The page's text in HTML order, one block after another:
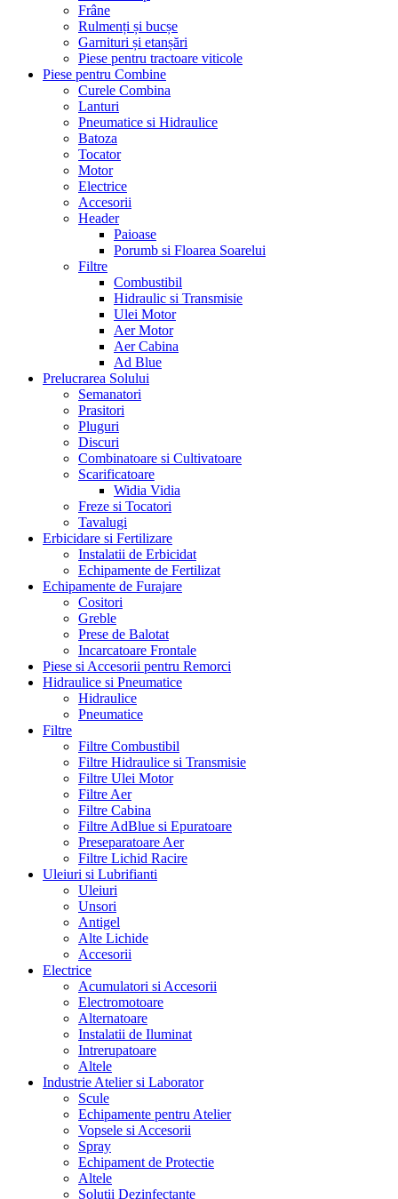
Frâne
Rulmenți și bucșe
Garnituri și etanșări
Piese pentru tractoare viticole
Piese pentru Combine
Curele Combina
Lanturi
Pneumatice si Hidraulice
Batoza
Tocator
Motor
Electrice
Accesorii
Header
Paioase
Porumb si Floarea Soarelui
Filtre
Combustibil
Hidraulic si Transmisie
Ulei Motor
Aer Motor
Aer Cabina
Ad Blue
Prelucrarea Solului
Semanatori
Prasitori
Pluguri
Discuri
Combinatoare si Cultivatoare
Scarificatoare
Widia Vidia
Freze si Tocatori
Tavalugi
Erbicidare si Fertilizare
Instalatii de Erbicidat
Echipamente de Fertilizat
Echipamente de Furajare
Cositori
Greble
Prese de Balotat
Incarcatoare Frontale
Piese si Accesorii pentru Remorci
Hidraulice si Pneumatice
Hidraulice
Pneumatice
Filtre
Filtre Combustibil
Filtre Hidraulice si Transmisie
Filtre Ulei Motor
Filtre Aer
Filtre Cabina
Filtre AdBlue si Epuratoare
Preseparatoare Aer
Filtre Lichid Racire
Uleiuri si Lubrifianti
Uleiuri
Unsori
Antigel
Alte Lichide
Accesorii
Electrice
Acumulatori si Accesorii
Electromotoare
Alternatoare
Instalatii de Iluminat
Intrerupatoare
Altele
Industrie Atelier si Laborator
Scule
Echipamente pentru Atelier
Vopsele si Accesorii
Spray
Echipament de Protectie
Altele
Solutii Dezinfectante